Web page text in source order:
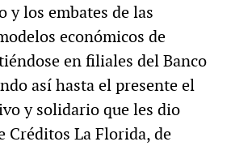
y los embates de las
económicos de
en filiales del Banco
así hasta el presente el
y solidario que les dio
Créditos La Florida, de